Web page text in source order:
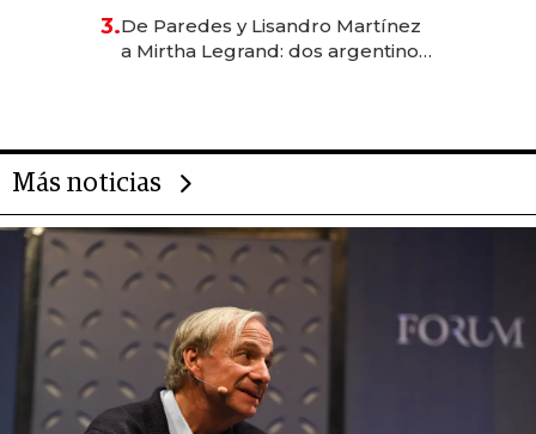
las marcas "fast premium"
3.De Paredes y Lisandro Martínez
a Mirtha Legrand: dos argentinos
Más noticias